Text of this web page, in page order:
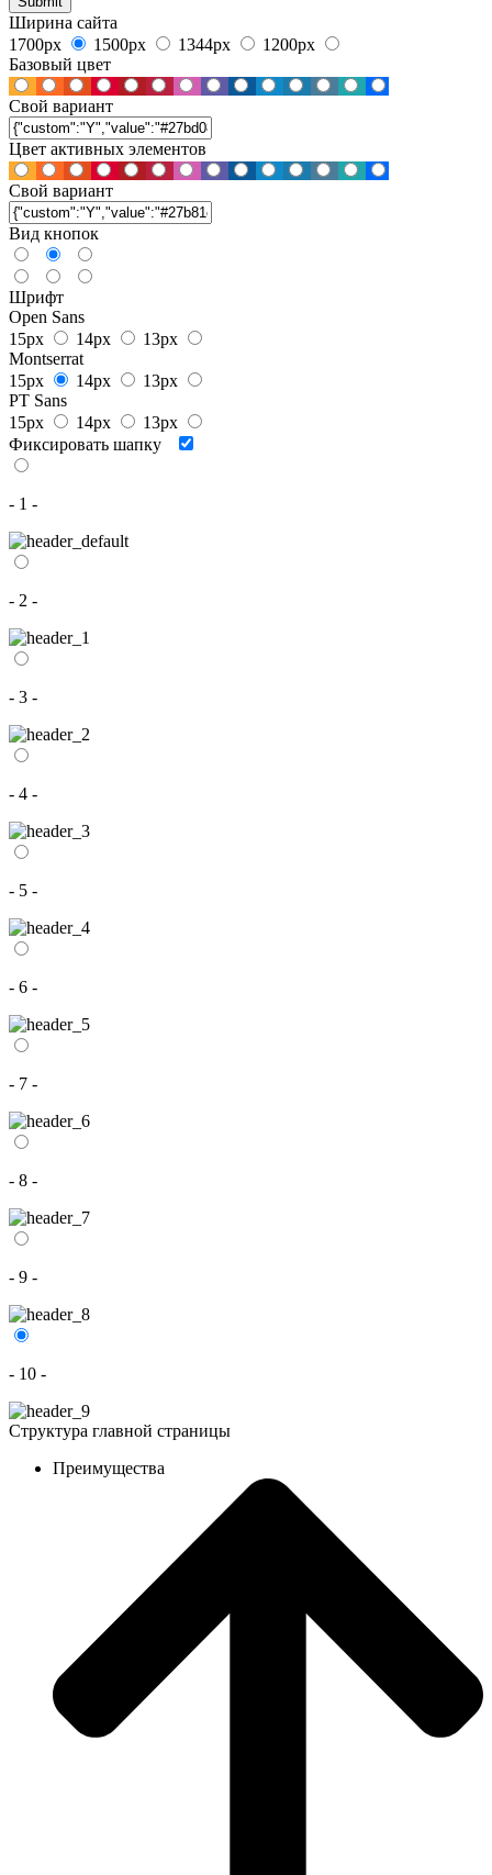
Ширина сайта
1700px
1500px 1344px
1200px
Базовый цвет
Свой вариант
Цвет активных элементов
Свой вариант
Вид кнопок
Шрифт
Open Sans
15px
14px
13px
Montserrat
15px
14px
13px
PT Sans
15px
14px
13px
Фиксировать шапку
- 1 -
- 2 -
- 3 -
- 4 -
- 5 -
- 6 -
- 7 -
- 8 -
- 9 -
- 10 -
Структура главной страницы
Преимущества